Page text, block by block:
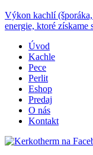
Výkon kachlí
energie, ktoré získame
Úvod
Kachle
Pece
Perlit
Eshop
Predaj
O nás
Kontakt